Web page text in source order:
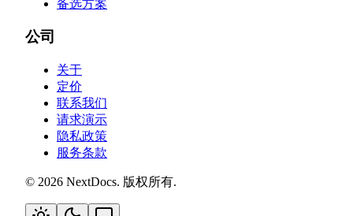
备选方案
公司
关于
定价
联系我们
请求演示
隐私政策
服务条款
© 2026 NextDocs. 版权所有.